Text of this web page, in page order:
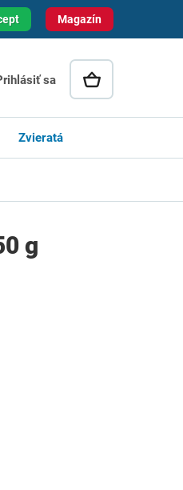
Magazín
sa
Zvieratá
g